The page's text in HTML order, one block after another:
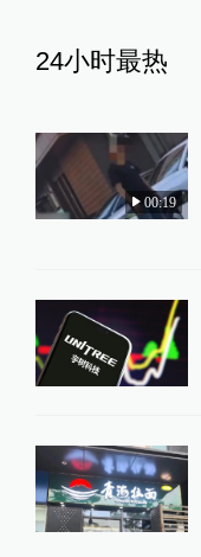
24小时最热
00:19